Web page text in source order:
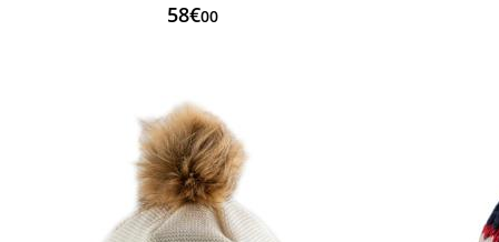
58€00